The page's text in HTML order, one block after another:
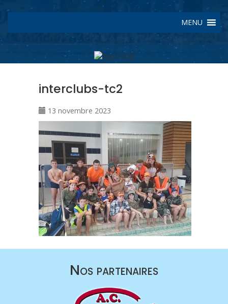
MENU
interclubs-tc2
13 novembre 2023
Nos partenaires